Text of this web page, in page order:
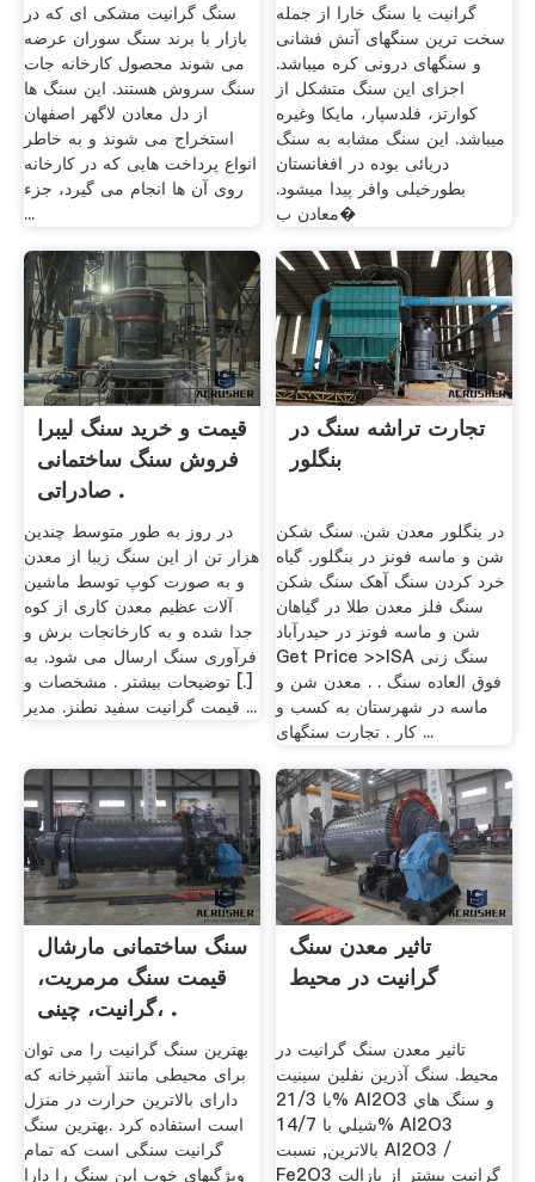
سنگ گرانیت مشکی ای که در
بازار با برند سنگ سوران عرضه
می شوند محصول کارخانه جات
سنگ سروش هستند. این سنگ ها
از دل معادن لاگهر اصفهان
استخراج می شوند و به خاطر
انواع پرداخت هایی که در کارخانه
روی آن ها انجام می گیرد، جزء
...
گرانیت یا سنگ خارا از جمله
سخت ترین سنگهای آتش فشانی
و سنگهای درونی کره میباشد.
اجزای این سنگ متشکل از
کوارتز، فلدسپار، مایکا وغیره
میباشد. این سنگ مشابه به سنگ
دریائی بوده در افغانستان
بطورخیلی وافر پیدا میشود.
معادن ب�
قیمت و خرید سنگ لیبرا
فروش سنگ ساختمانی
صادراتی .
در روز به طور متوسط چندین
هزار تن از این سنگ زیبا از معدن
و به صورت کوپ توسط ماشین
آلات عظیم معدن کاری از کوه
جدا شده و به کارخانجات برش و
فرآوری سنگ ارسال می شود. به
[.] توضیحات بیشتر . مشخصات و
قیمت گرانیت سفید نطنز. مدیر ...
تجارت تراشه سنگ در
بنگلور
در بنگلور معدن شن. سنگ شکن
شن و ماسه فونز در بنگلور. گیاه
خرد کردن سنگ آهک سنگ شکن
سنگ فلز معدن طلا در گیاهان
شن و ماسه فونز در حیدرآباد
Get Price >>ISA سنگ زنی
فوق العاده سنگ . . معدن شن و
ماسه در شهرستان به کسب و
کار . تجارت سنگهای ...
سنگ ساختمانی مارشال
قیمت سنگ مرمریت،
گرانیت، چینی، .
بهترین سنگ گرانیت را می توان
برای محیطی مانند آشپرخانه که
دارای بالاترین حرارت در منزل
است استفاده کرد .بهترین سنگ
گرانیت سنگی است که تمام
ویژگیهای خوب این سنگ را دارا
تاثیر معدن سنگ
گرانیت در محیط
تاثیر معدن سنگ گرانیت در
محیط. سنگ آذرين نفلين سينيت
با 21/3% Al2O3 و سنگ هاي
شيلي با 14/7% Al2O3
بالاترين, نسبت Al2O3 /
Fe2O3 گرانيت بيشتر از بازالت